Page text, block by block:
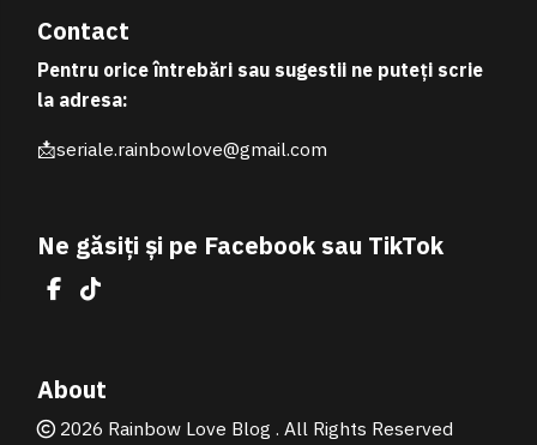
Contact
Pentru orice întrebări sau sugestii ne puteți scrie
la adresa:
📩seriale.rainbowlove@gmail.com
Ne găsiți și pe Facebook sau TikTok
About
2026 Rainbow Love Blog . All Rights Reserved